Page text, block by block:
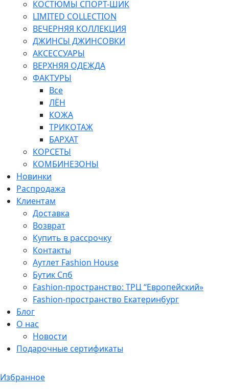
КОСТЮМЫ СПОРТ-ШИК
LIMITED COLLECTION
ВЕЧЕРНЯЯ КОЛЛЕКЦИЯ
ДЖИНСЫ ДЖИНСОВКИ
АКСЕССУАРЫ
ВЕРХНЯЯ ОДЕЖДА
ФАКТУРЫ
Все
ЛЁН
КОЖА
ТРИКОТАЖ
БАРХАТ
КОРСЕТЫ
КОМБИНЕЗОНЫ
Новинки
Распродажа
Клиентам
Доставка
Возврат
Купить в рассрочку
Контакты
Аутлет Fashion House
Бутик Спб
Fashion-пространство: ТРЦ “Европейский»
Fashion-пространство Екатеринбург
Блог
О нас
Новости
Подарочные сертификаты
Избранное